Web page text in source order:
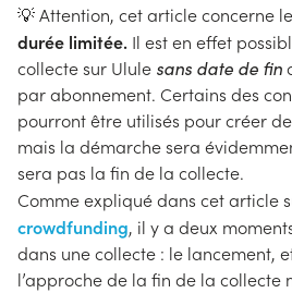
💡 Attention, cet article concerne
durée limitée. Il est en effet
collecte sur Ulule sans date de fin
par abonnement. Certains des
pourront être utilisés pour créer
mais la démarche sera
sera pas la fin de la collecte.
Comme expliqué dans cet article
crowdfunding, il y a deux
dans une collecte : le lancement,
l’approche de la fin de la collecte